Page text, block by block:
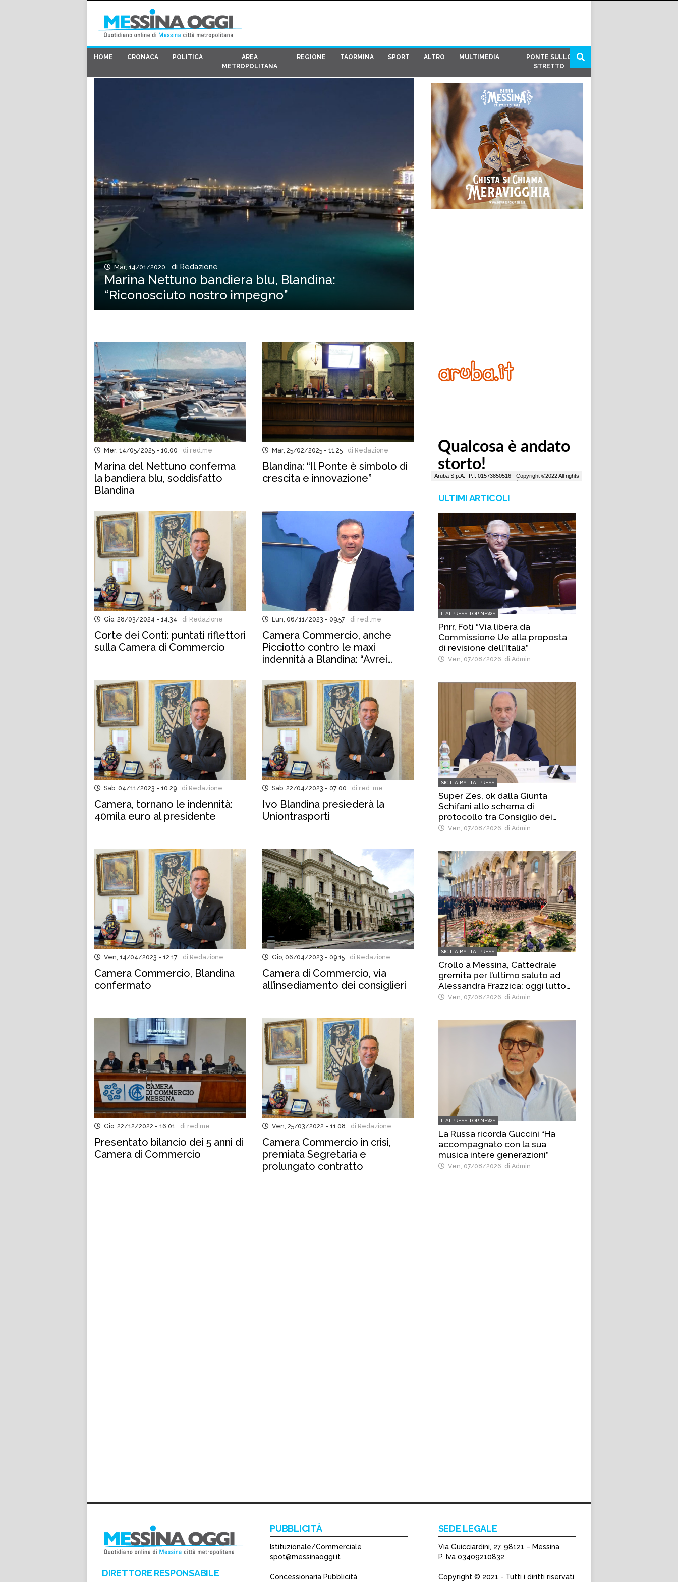
HOME CRONACA POLITICA
AREA
METROPOLITANA
REGIONE TAORMINA SPORT ALTRO MULTIMEDIA
PONTE SULLO
STRETTO
Mar, 14/01/2020 di Redazione
Marina Nettuno bandiera blu, Blandina:
“Riconosciuto nostro impegno”
Mer, 14/05/2025 - 10:00 di red.me
Marina del Nettuno conferma
la bandiera blu, soddisfatto
Blandina
Mar, 25/02/2025 - 11:25 di Redazione
Blandina: “Il Ponte è simbolo di
crescita e innovazione”
Gio, 28/03/2024 - 14:34 di Redazione
Corte dei Conti: puntati riflettori
sulla Camera di Commercio
Lun, 06/11/2023 - 09:57 di red..me
Camera Commercio, anche
Picciotto contro le maxi
indennità a Blandina: “Avrei
Sab, 04/11/2023 - 10:29 di Redazione
Camera, tornano le indennità:
40mila euro al presidente
Sab, 22/04/2023 - 07:00 di red..me
Ivo Blandina presiederà la
Uniontrasporti
Ven, 14/04/2023 - 12:17 di Redazione
Camera Commercio, Blandina
confermato
Gio, 06/04/2023 - 09:15 di Redazione
Camera di Commercio, via
all’insediamento dei consiglieri
Gio, 22/12/2022 - 16:01 di red.me
Presentato bilancio dei 5 anni di
Camera di Commercio
Ven, 25/03/2022 - 11:08 di Redazione
Camera Commercio in crisi,
premiata Segretaria e
prolungato contratto
ULTIMI ARTICOLI
ITALPRESS TOP NEWS
Pnrr, Foti “Via libera da
Commissione Ue alla proposta
di revisione dell’Italia”
Ven, 07/08/2026 di Admin
SICILIA BY ITALPRESS
Super Zes, ok dalla Giunta
Schifani allo schema di
protocollo tra Consiglio dei
Ministri e Regione
Ven, 07/08/2026 di Admin
SICILIA BY ITALPRESS
Crollo a Messina, Cattedrale
gremita per l’ultimo saluto ad
Alessandra Frazzica: oggi lutto
cittadino
Ven, 07/08/2026 di Admin
ITALPRESS TOP NEWS
La Russa ricorda Guccini “Ha
accompagnato con la sua
musica intere generazioni”
Ven, 07/08/2026 di Admin
DIRETTORE RESPONSABILE
PUBBLICITÀ
Istituzionale/Commerciale
spot@messinaoggi.it
Concessionaria Pubblicità
SEDE LEGALE
Via Guicciardini, 27, 98121 – Messina
P. Iva 03409210832
Copyright © 2021 - Tutti i diritti riservati